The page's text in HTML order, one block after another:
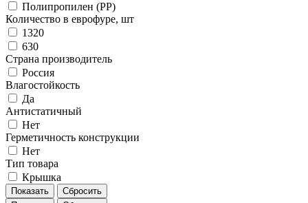
Полипропилен (PP)
Количество в еврофуре, шт
1320
630
Страна производитель
Россия
Влагостойкость
Да
Антистатичный
Нет
Герметичность конструкции
Нет
Тип товара
Крышка